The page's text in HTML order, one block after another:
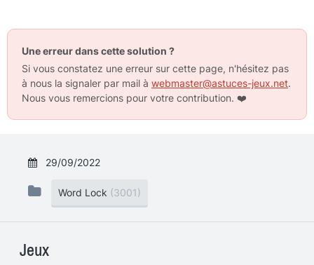
Une erreur dans cette solution ?
Si vous constatez une erreur sur cette page, n'hésitez pas
à nous la signaler par mail à webmaster@astuces-jeux.net.
Nous vous remercions pour votre contribution. ❤️
29/09/2022
Word Lock (3001)
Jeux